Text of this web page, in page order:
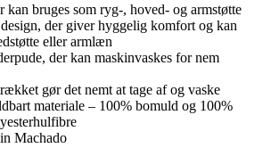
kan bruges som ryg-, hoved- og armstøtte
der giver hyggelig komfort og kan
eller armlæn
der kan maskinvaskes for nem
gør det nemt at tage af og vaske
materiale – 100% bomuld og 100%
Machado